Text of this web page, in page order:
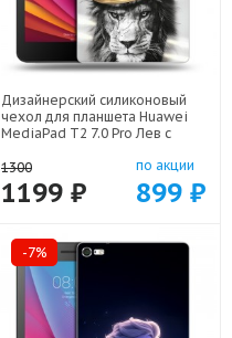
Дизайнерский силиконовый
чехол для планшета Huawei
MediaPad T2 7.0 Pro Лев с
1300
1199 ₽
по акции
899 ₽
-7%